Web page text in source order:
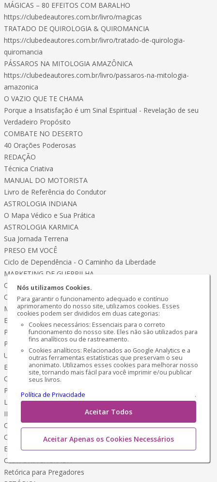
Nós utilizamos Cookies.
Para garantir o funcionamento adequado e contínuo
aprimoramento do nosso site, utilizamos cookies. Esses
cookies podem ser divididos em duas categorias:
Cookies necessários: Essenciais para o correto
funcionamento do nosso site. Eles não são utilizados para
fins analíticos ou de rastreamento.
Cookies analíticos: Relacionados ao Google Analytics e a
outras ferramentas estatísticas que preservam o seu
anonimato. Utilizamos esses cookies para melhorar nosso
site, tornando mais fácil para você imprimir e/ou publicar
seus livros.
Política de Privacidade
.
Aceitar Todos
Aceitar Apenas os Cookies Necessários
MÁGICAS – 80 EFEITOS COM BARALHO
https://clubedeautores.com.br/livro/magicas
TRATADO DE QUIROLOGIA & QUIROMANCIA
https://clubedeautores.com.br/livro/tratado-de-quirologia-
quiromancia
PÁSSAROS NA MITOLOGIA AMAZÔNICA
https://clubedeautores.com.br/livro/passaros-na-mitologia-
amazonica
O VAZIO QUE TE CHAMA
Porque a Insatisfação é um Sinal Espiritual - Revelação de seu
Verdadeiro Propósito
COMBATE NO DESERTO
40 Orações Poderosas
REDAÇÃO
Técnica Criativa
MANUAL DO MOTORISTA
Livro de Referência do Condutor
ASTROLOGIA INDIANA
O Mapa Védico e Sua Prática
ASTROLOGIA KARMICA
Sua Jornada Terrena
PRESO EM VOCÊ
Ciclo de Dependência - O Caminho da Liberdade
MARKETING DE GUERRILHA
Os Negócios com Inteligência Artificial
O QUE FIZ PARA EMAGRECER
Meu Método Terapêutico
EMAGRECER é Chique!
Programação Física e Mental
PLANO de Emagrecimento
Um estilo de Vida Saudável
EMAGRECER
Coragem, Ousadia e Conquista
Pássaros Encantados da AMAZÔNIA
Livro de Colorir
INVENCÍVEL
Caminho da Estratégia de Miyamoto Musashi
CIÊNCIA OCULTA
Esoterismo - Magia Sociedades Secretas
ORATÓRIA SAGRADA
Retórica para Pregadores